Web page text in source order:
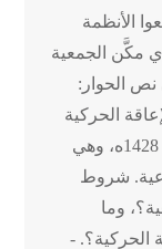
الأنظمة
مكَّن الجمعية
نص الحوار:
الحركية
للكبار «حركية»؟. - تأسست الجمعية عام 1428ه، وهي
شروط
وما
الحركية؟. -